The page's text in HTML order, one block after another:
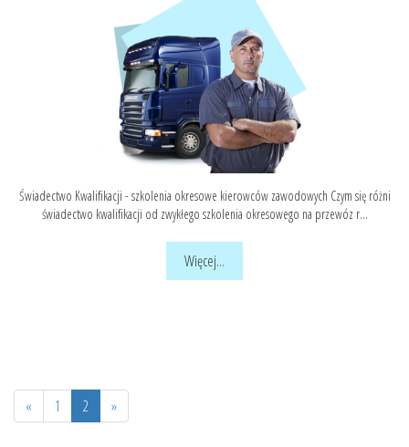
Świadectwo Kwalifikacji - szkolenia okresowe kierowców zawodowych Czym się różni
świadectwo kwalifikacji od zwykłego szkolenia okresowego na przewóz r...
Więcej...
« 1 2 »